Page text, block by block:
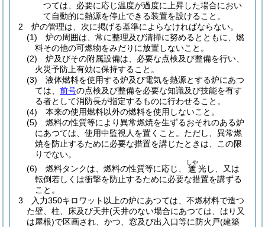
つては、必要に応じ温度が過度に上昇した場合におい
て自動的に熱源を停止できる装置を設けること。
2
炉の管理は、次に掲げる基準によらなければならない。
(1)
炉の周囲は、常に整理及び清掃に努めるとともに、燃
料その他の可燃物をみだりに放置しないこと。
(2)
炉及びその附属設備は、必要な点検及び整備を行い、
火災予防上有効に保持すること。
(3)
液体燃料を使用する炉及び電気を熱源とする炉にあつ
ては、 前号の点検及び整備を必要な知識及び技能を有す
る者として消防長が指定するものに行わせること。
(4)
本来の使用燃料以外の燃料を使用しないこと。
(5)
燃料の性質等により異常燃焼を生ずるおそれのある炉
にあつては、使用中監視人を置くこと。 ただし、異常燃
焼を防止するために必要な措置を講じたときは、この限
りでない。
(6)
燃料タンクは、燃料の性質等に応じ、 遮
しや
光し、又は
転倒若しくは衝撃を防止するために必要な措置を講ずる
こと。
3
入力350キロワット以上の炉にあつては、不燃材料で造つ
た壁、柱、床及び天井(天井のない場合にあつては、はり又
は屋根)で区画され、かつ、窓及び出入口等に防火戸(建築